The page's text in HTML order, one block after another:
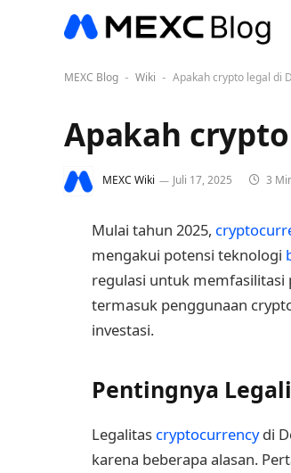
MEXC Blog - Wiki - Apakah crypto legal di
Apakah
MEXC Wiki Juli 17, 2025 3
Mulai tahun 2025,
mengakui potensi teknologi
regulasi untuk memfasilitasi
termasuk penggunaan
investasi.
Pentingnya
Legalitas cryptocurrencydi
karena beberapa alasan.